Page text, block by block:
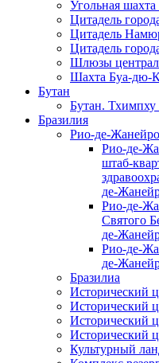
Угольная
Цитадель
Цитадель
Цитадель
Шлюзы
Шахта Буа-дю-
Бутан
Бутан. Тхимпху
Бразилия
Рио-де-Жанейро
Рио-де-
штаб-
де-
Рио-де-
Святого
де-
Рио-де-
де-
Бразилиа
Исторический
Исторический
Исторический
Исторический
Культурный